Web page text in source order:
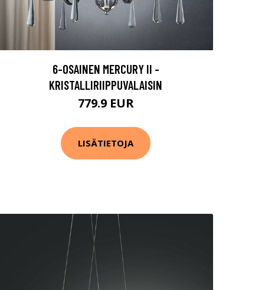
6-OSAINEN MERCURY II -
KRISTALLIRIIPPUVALAISIN
779.9 EUR
LISÄTIETOJA